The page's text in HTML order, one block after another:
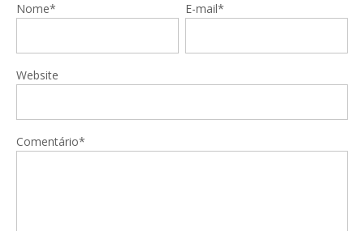
Nome* E-mail*
Website
Comentário*